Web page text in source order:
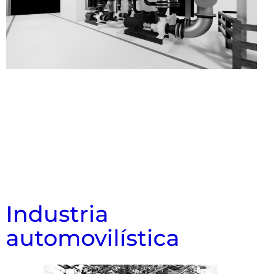
Industria
automovilística